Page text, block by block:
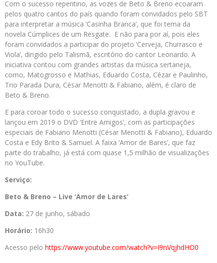
Com o sucesso repentino, as vozes de Beto & Breno ecoaram
pelos quatro cantos do país quando foram convidados pelo SBT
para interpretar a música ‘Casinha Branca’, que foi tema da
novela Cúmplices de um Resgate. E não para por aí, pois eles
foram convidados a participar do projeto ‘Cerveja, Churrasco e
Viola’, dirigido pelo Talismã, escritório do cantor Leonardo. A
iniciativa contou com grandes artistas da música sertaneja,
como, Matogrosso e Mathias, Eduardo Costa, Cézar e Paulinho,
Trio Parada Dura, César Menotti & Fabiano, além, é claro de
Beto & Breno.
E para coroar todo o sucesso conquistado, a dupla gravou e
lançou em 2019 o DVD ‘Entre Amigos’, com as participações
especiais de Fabiano Menotti (César Menotti & Fabiano), Eduardo
Costa e Edy Brito & Samuel. A faixa ‘Amor de Bares’, que faz
parte do trabalho, já está com quase 1,5 milhão de visualizações
no YouTube.
Serviço:
Beto & Breno – Live ‘Amor de Lares’
Data: 27 de junho, sábado
Horário: 16h30
Acesso pelo https://www.youtube.com/watch?v=I9nVqjhdHO0